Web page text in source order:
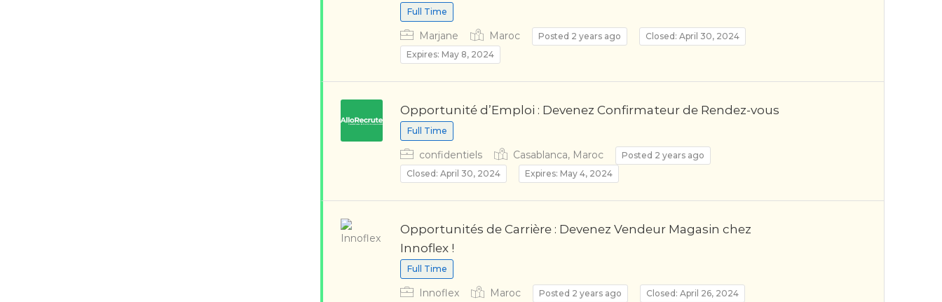
Full Time
Marjane Maroc Posted 2 years ago
Closed: April 30, 2024
Expires: May 8, 2024
Opportunité d’Emploi : Devenez Confirmateur de Rendez-vous
Full Time
confidentiels Casablanca, Maroc
Posted 2 years ago
Closed: April 30, 2024
Expires: May 4, 2024
Opportunités de Carrière : Devenez Vendeur Magasin chez
Innoflex !
Full Time
Innoflex Maroc Posted 2 years ago
Closed: April 26, 2024